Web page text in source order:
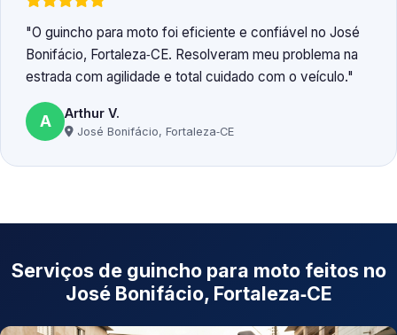
O guincho para moto foi eficiente e confiável no José
Bonifácio, Fortaleza‑CE. Resolveram meu problema na
estrada com agilidade e total cuidado com o veículo.
A Arthur V.
José Bonifácio, Fortaleza‑CE
Serviços de guincho para moto feitos no
José Bonifácio, Fortaleza‑CE